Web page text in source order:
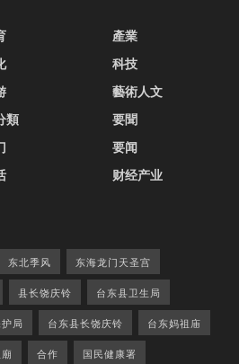
類
產業
科技
藝術人文
要聞
要闻
财经产业
东北季风 东海龙门天圣宫
县长饶庆铃 台东县卫生局
局 台东县长饶庆铃 台东妈祖庙
合作 国民健康署